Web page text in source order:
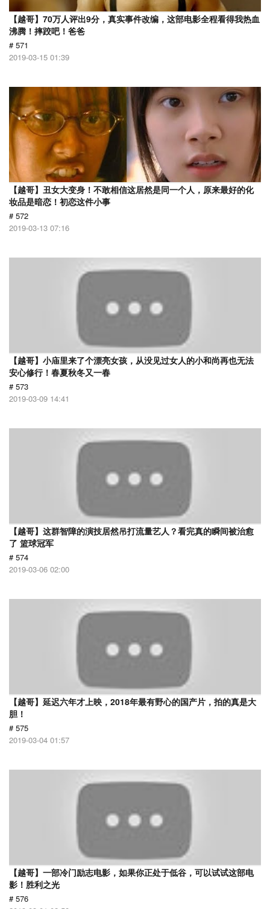
【越哥】70万人评出9分，真实事件改编，这部电影全程看得我热血
沸腾！摔跤吧！爸爸
# 571
2019-03-15 01:39
【越哥】丑女大变身！不敢相信这居然是同一个人，原来最好的化
妆品是暗恋！初恋这件小事
# 572
2019-03-13 07:16
【越哥】小庙里来了个漂亮女孩，从没见过女人的小和尚再也无法
安心修行！春夏秋冬又一春
# 573
2019-03-09 14:41
【越哥】这群智障的演技居然吊打流量艺人？看完真的瞬间被治愈
了 篮球冠军
# 574
2019-03-06 02:00
【越哥】延迟六年才上映，2018年最有野心的国产片，拍的真是大
胆！
# 575
2019-03-04 01:57
【越哥】一部冷门励志电影，如果你正处于低谷，可以试试这部电
影！胜利之光
# 576